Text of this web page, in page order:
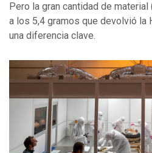
Pero la gran cantidad de
a los 5,4 gramos que devolvió la
una diferencia clave.